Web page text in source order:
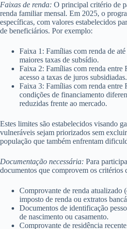
Faixas de renda: O principal critério de
renda familiar mensal. Em 2025, o
específicas, com valores estabelecidos
de beneficiários. Por exemplo:
Faixa 1: Famílias com renda de
maiores taxas de subsídio.
Faixa 2: Famílias com renda entre
acesso a taxas de juros subsidiadas.
Faixa 3: Famílias com renda entre
condições de financiamento
reduzidas frente ao mercado.
Estes limites são estabelecidos visando
vulneráveis sejam priorizados sem
população que também enfrentam
Documentação necessária: Para
documentos que comprovem os critérios
Comprovante de renda atualizado
imposto de renda ou extratos
Documentos de identificação
de nascimento ou casamento.
Comprovante de residência